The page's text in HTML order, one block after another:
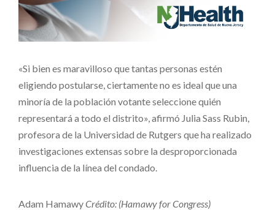
«Si bien es maravilloso que tantas personas estén
eligiendo postularse, ciertamente no es ideal que una
minoría de la población votante seleccione quién
representará a todo el distrito», afirmó Julia Sass Rubin,
profesora de la Universidad de Rutgers que ha realizado
investigaciones extensas sobre la desproporcionada
influencia de la línea del condado.
Adam HamawyCrédito: (Hamawy for Congress)